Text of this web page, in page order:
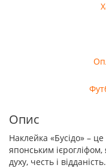
Опис
Наклейка «Бусідо» –
японським
духу, честь і відданість.